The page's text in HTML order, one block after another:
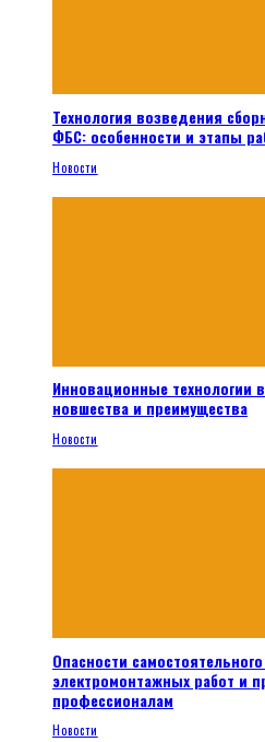
Технология возведения
ФБС: особенности и этапы
Новости
Инновационные технологии
новшества и преимущества
Новости
Опасности
электромонтажных работ и
профессионалам
Новости